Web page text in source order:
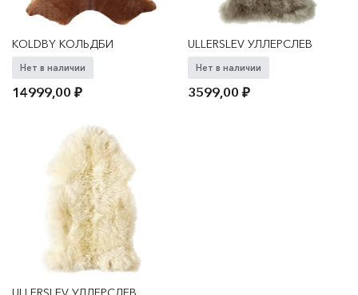
KOLDBY КОЛЬДБИ
Нет в наличии
14999,00₽
ULLERSLEV УЛЛЕРСЛЕВ
Нет в наличии
3599,00₽